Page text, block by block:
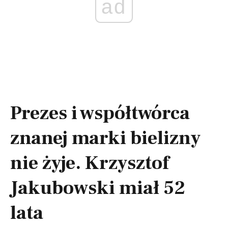
ad
Prezes i współtwórca
znanej marki bielizny
nie żyje. Krzysztof
Jakubowski miał 52
lata